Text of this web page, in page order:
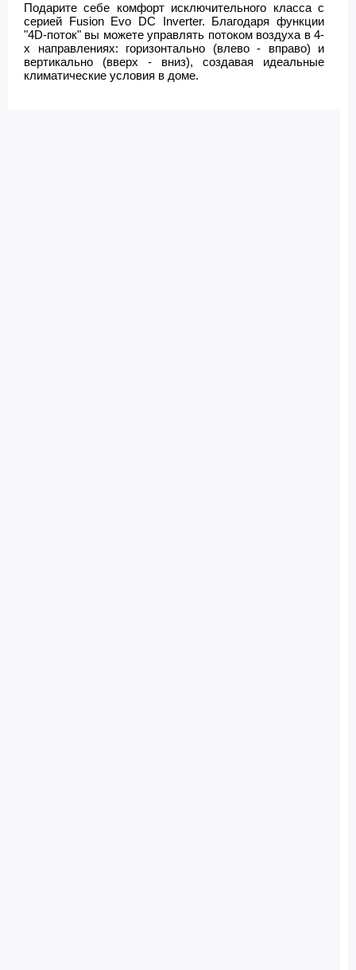
Подарите себе комфорт исключительного класса с
серией Fusion Evo DC Inverter. Благодаря функции
"4D-поток" вы можете управлять потоком воздуха в 4-
х направлениях: горизонтально (влево - вправо) и
вертикально (вверх - вниз), создавая идеальные
климатические условия в доме.